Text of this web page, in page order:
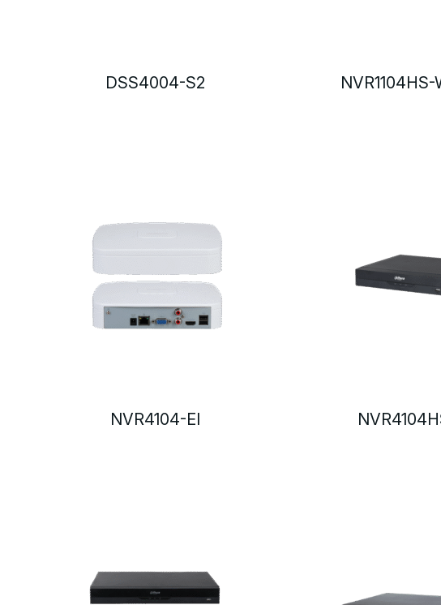
DSS4004-S2 NVR1104HS-
NVR4104-EI